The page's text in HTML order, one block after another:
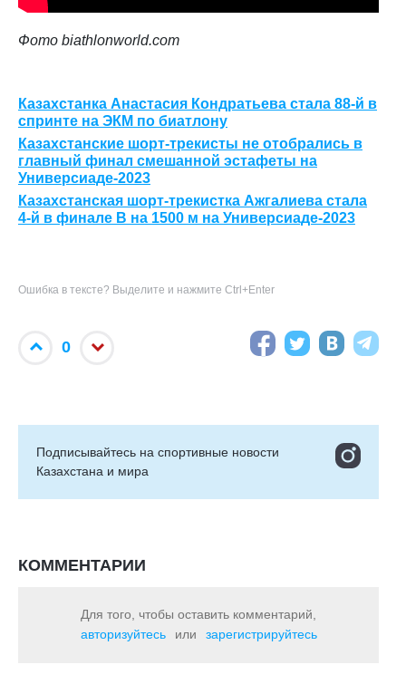
Фото biathlonworld.com
Казахстанка Анастасия Кондратьева стала 88-й в
спринте на ЭКМ по биатлону
Казахстанские шорт-трекисты не отобрались в
главный финал смешанной эстафеты на
Универсиаде-2023
Казахстанская шорт-трекистка Ажгалиева стала
4-й в финале B на 1500 м на Универсиаде-2023
Ошибка в тексте? Выделите и нажмите Ctrl+Enter
0
Подписывайтесь на cпортивные новости
Казахстана и мира
КОММЕНТАРИИ
Для того, чтобы оставить комментарий,
авторизуйтесь
или зарегистрируйтесь